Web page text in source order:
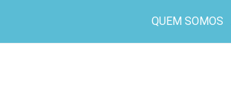
QUEM SOMOS